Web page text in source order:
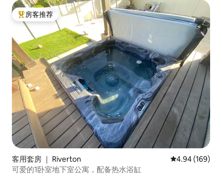
热门「房客推荐」
房客推荐
客用套房 ｜ Riverton 平均评分 4.94
4.94 (169)
可爱的1卧室地下室公寓，配备热水浴缸